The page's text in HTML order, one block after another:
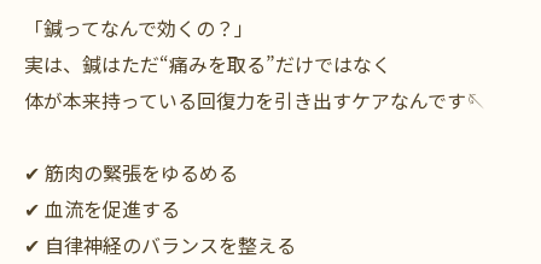
「鍼ってなんで効くの？」
実は、鍼はただ“痛みを取る”だけではなく
体が本来持っている回復力を引き出すケアなんです🪡
✔ 筋肉の緊張をゆるめる
✔ 血流を促進する
✔ 自律神経のバランスを整える